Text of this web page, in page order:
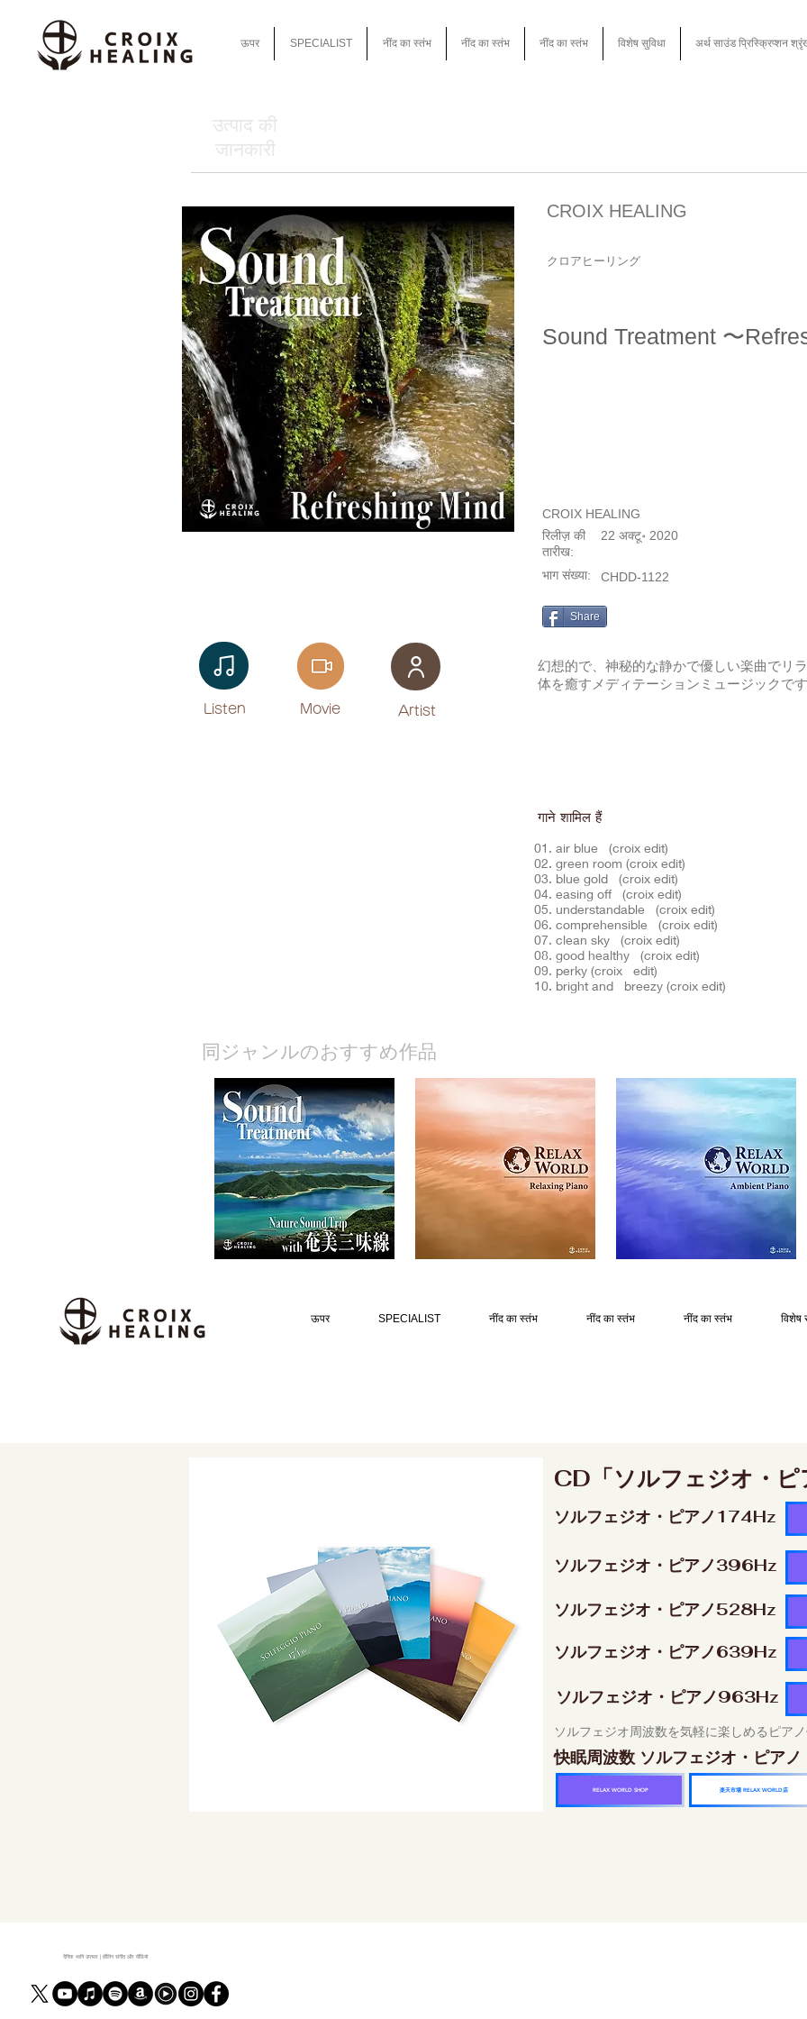
ऊपर SPECIALIST नींद का स्तंभ नींद का स्तंभ नींद का स्तंभ विशेष सुविधा अर्थ साउंड प्रिस्क्रिप्शन
उत्पाद की
जानकारी
Listen​ Movie ​Artist
CROIX HEALING
クロアヒーリング
Sound Treatment 〜
CROIX HEALING
22 अक्टू॰ 2020
रिलीज़ की
तारीख:
भाग संख्या:
CHDD-1122
Share
幻想的で、神秘的な静かで優しい楽曲でリ
体を癒すメディテーションミュージックです
गाने शामिल हैं
01. air blue (croix edit)
02. green room (croix edit)
03. blue gold (croix edit)
04. easing off (croix edit)
05. understandable (croix edit)
06. comprehensible (croix edit)
07. clean sky (croix edit)
08. good healthy (croix edit)
09. perky (croix edit)
10. bright and breezy (croix edit)
​同ジャンルのおすすめ作品
ऊपर SPECIALIST नींद का स्तंभ नींद का स्तंभ नींद का स्तंभ विशेष
CD「ソルフェジオ・
ソルフェジオ・ピアノ174Hz
ソルフェジオ・ピアノ396Hz
ソルフェジオ・ピアノ528Hz
ソルフェジオ・ピアノ639Hz
ソルフェジオ・ピアノ963Hz
ソルフェジオ周波数を気軽に楽しめるピア
快眠周波数 ソルフェジオ・ピア
RELAX WORLD SHOP 楽天市場 RELAX WORLD店
दैनिक ध्वनि उपचार | हीलिंग संगीत और वीडियो